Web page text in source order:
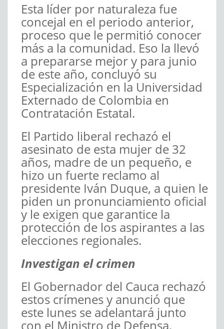
Esta líder por naturaleza fue
concejal en el periodo anterior,
proceso que le permitió conocer
más a la comunidad. Eso la llevó
a prepararse mejor y para junio
de este año, concluyó su
Especialización en la Universidad
Externado de Colombia en
Contratación Estatal.
El Partido liberal rechazó el
asesinato de esta mujer de 32
años, madre de un pequeño, e
hizo un fuerte reclamo al
presidente Iván Duque, a quien le
piden un pronunciamiento oficial
y le exigen que garantice la
protección de los aspirantes a las
elecciones regionales.
Investigan el crimen
El Gobernador del Cauca rechazó
estos crímenes y anunció que
este lunes se adelantará junto
con el Ministro de Defensa,